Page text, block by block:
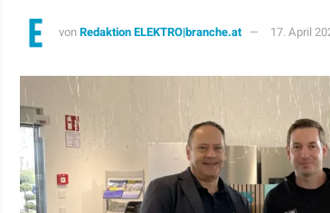
vonRedaktion ELEKTRO|branche.at 17. April